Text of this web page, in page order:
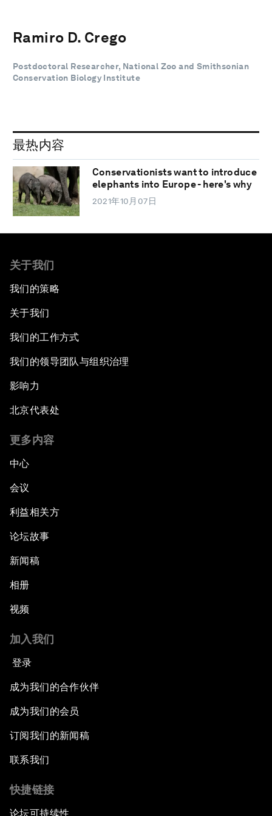
Ramiro D. Crego
Postdoctoral Researcher, National Zoo and Smithsonian
Conservation Biology Institute
最热内容
Conservationists want to introduce
elephants into Europe - here's why
2021年10月07日
关于我们
我们的策略
关于我们
我们的工作方式
我们的领导团队与组织治理
影响力
北京代表处
更多内容
中心
会议
利益相关方
论坛故事
新闻稿
相册
视频
加入我们
登录
成为我们的合作伙伴
成为我们的会员
订阅我们的新闻稿
联系我们
快捷链接
论坛可持续性